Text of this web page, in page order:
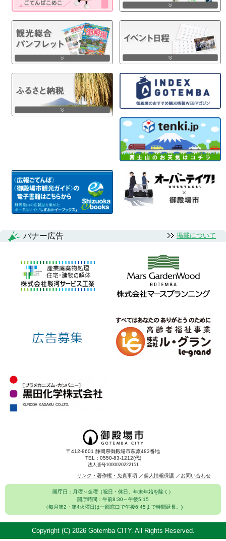
バナー広告 掲載について
〒412-8601 静岡県御殿場市萩原483番地
TEL：0550-83-1212(代)
法人番号1000020222151
リンク・著作権・免責事項 個人情報保護 お問い合わせ
開庁日：月曜～金曜（祝日・休日、年末年始を除く）
開庁時間：午前8:30～午後5:15
（毎月第2・第4火曜日は一部窓口で午後6:45まで時間延長。)
Copyright (C) 2026 Gotemba CITY. All Rights Reserved.